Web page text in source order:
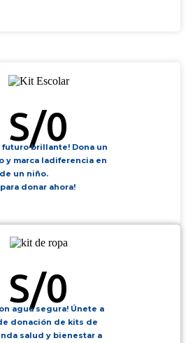
S/0
futuro brillante! Dona un
y marca ladiferencia en
un niño.
donar ahora!
S/0
agua segura! Únete a
donación de kits de
salud y bienestar a